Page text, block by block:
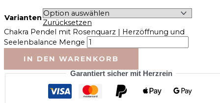
Varianten
Zurücksetzen
Chakra Pendel mit Rosenquarz | Herzöffnung und
Seelenbalance Menge
IN DEN WARENKORB
Garantiert sicher mit Herzrein